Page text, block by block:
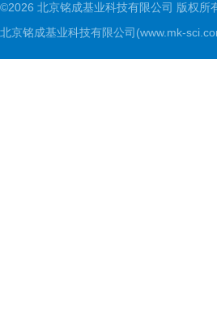
©2026 北京铭成基业科技有限公司 版权所
北京铭成基业科技有限公司(www.mk-